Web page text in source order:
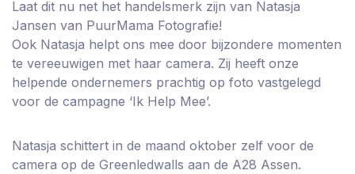
Laat dit nu net het handelsmerk zijn van Natasja
Jansen van PuurMama Fotografie!
Ook Natasja helpt ons mee door bijzondere momenten
te vereeuwigen met haar camera. Zij heeft onze
helpende ondernemers prachtig op foto vastgelegd
voor de campagne ‘Ik Help Mee’.
Natasja schittert in de maand oktober zelf voor de
camera op de Greenledwalls aan de A28 Assen.